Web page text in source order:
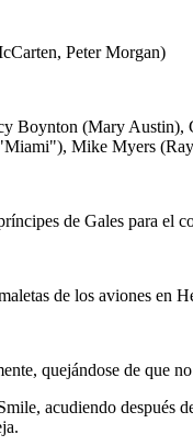
Peter Morgan)
Boynton (Mary Austin),
Mike Myers
de Gales para
de los aviones en
quejándose de que
acudiendo después